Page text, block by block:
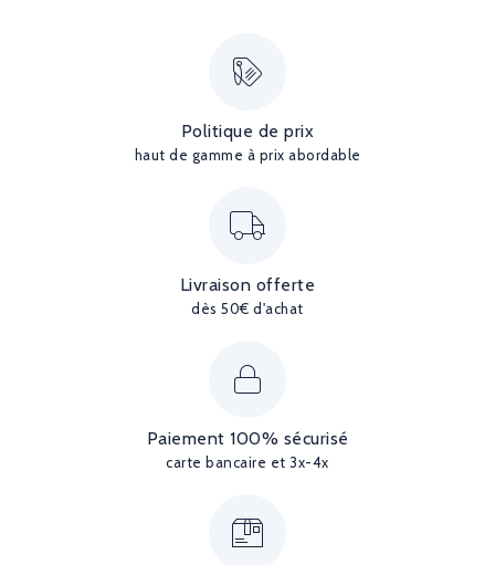
Politique de prix
haut de gamme à prix abordable
Livraison offerte
dès 50€ d'achat
Paiement 100% sécurisé
carte bancaire et 3x-4x